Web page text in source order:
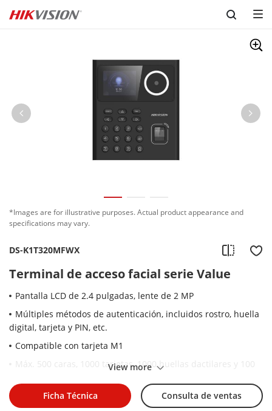
Skip to content
*Images are for illustrative purposes. Actual product appearance and
specifications may vary.
DS-K1T320MFWX
Terminal de acceso facial serie Value
Pantalla LCD de 2.4 pulgadas, lente de 2 MP
Múltiples métodos de autenticación, incluidos rostro, huella
digital, tarjeta y PIN, etc.
Compatible con tarjeta M1
Máx. 500 caras, 1000 tarjetas, 1000 huellas dactilares y 100
Duración del reconocimiento facial <0,2 s/usuario
View more
Ficha Técnica Consulta de ventas